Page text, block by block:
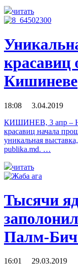
читать
красавиц
Кишиневе
18:08 3.04.2019
КИШИНЕВ, 3 апр –
красавиц начала
уникальная
publika.md. …
читать
Тысячи
Палм-
16:01 29.03.2019